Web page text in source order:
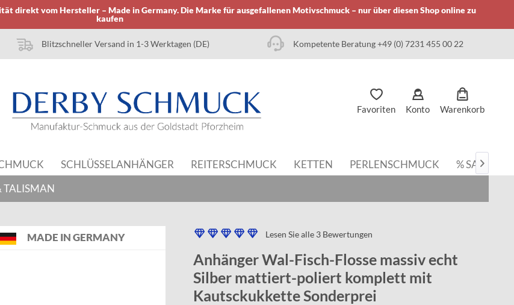
direkt vom Hersteller – Made in Germany. Die Marke für ausgefallenen Motivschmuck – nur über diesen Shop online zu
kaufen
Blitzschneller Versand in 1-3 Werktagen (DE) Kompetente Beratung +49 (0) 7231 455 00 22
Favoriten Konto Warenkorb
SCHLÜSSELANHÄNGER REITERSCHMUCK KETTEN PERLENSCHMUCK % SALE

TALISMAN
MADE IN GERMANY Lesen Sie alle 3 Bewertungen
Anhänger Wal-Fisch-Flosse massiv echt
Silber mattiert-poliert komplett mit
Kautsckukkette Sonderprei